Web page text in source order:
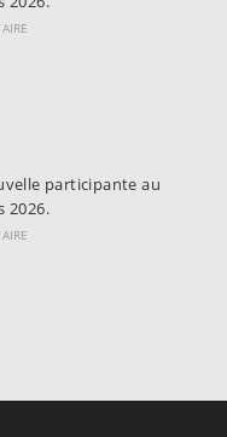
participante au
2026.